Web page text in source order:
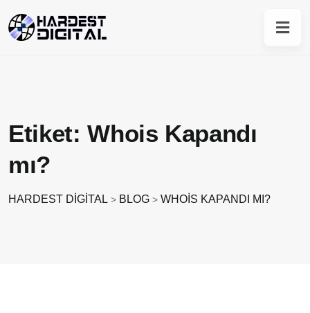
Etiket:Whois Kapandı
mı?
HARDEST DIGITAL > BLOG > WHOIS KAPANDI MI?